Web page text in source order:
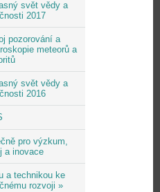
svět vědy a
2017
pozorování a
meteorů a
svět vědy a
2016
pro výzkum,
a inovace
a technikou ke
rozvoji »